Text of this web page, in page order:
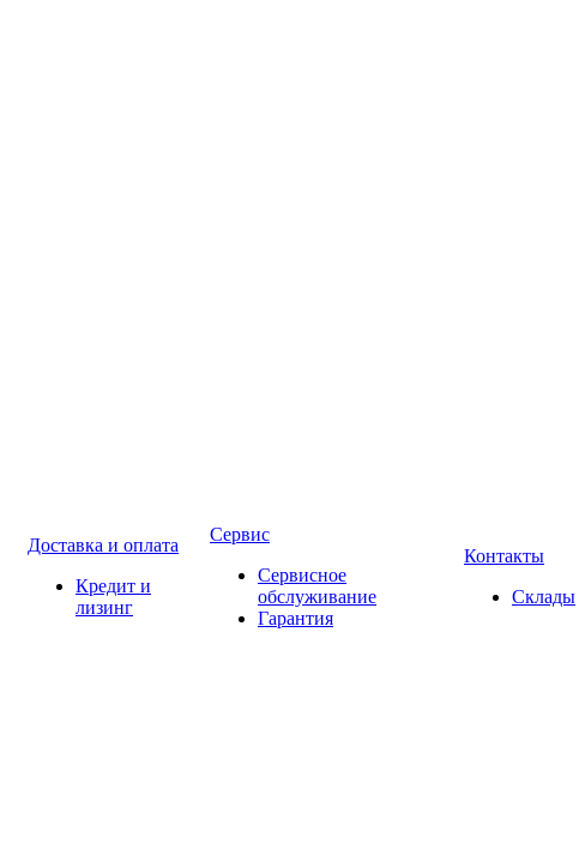
Доставка и оплата
Кредит и
лизинг
Сервис
Сервисное
обслуживание
Гарантия
Контакты
Склады